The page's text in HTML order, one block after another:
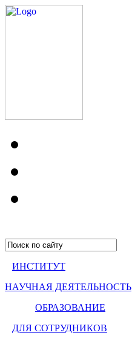
ИНСТИТУТ
НАУЧНАЯ ДЕЯТЕЛЬНОСТЬ
ОБРАЗОВАНИЕ
ДЛЯ СОТРУДНИКОВ